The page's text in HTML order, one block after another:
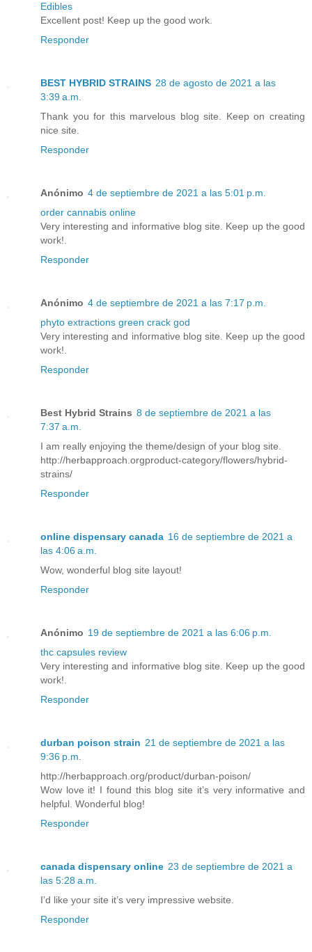
Edibles
Excellent post! Keep up the good work.
Responder
BEST HYBRID STRAINS 28 de agosto de 2021 a las
3:39 a.m.
Thank you for this marvelous blog site. Keep on creating
nice site.
Responder
Anónimo 4 de septiembre de 2021 a las 5:01 p.m.
order cannabis online
Very interesting and informative blog site. Keep up the good
work!.
Responder
Anónimo 4 de septiembre de 2021 a las 7:17 p.m.
phyto extractions green crack god
Very interesting and informative blog site. Keep up the good
work!.
Responder
Best Hybrid Strains 8 de septiembre de 2021 a las
7:37 a.m.
I am really enjoying the theme/design of your blog site.
http://herbapproach.orgproduct-category/flowers/hybrid-
strains/
Responder
online dispensary canada 16 de septiembre de 2021 a
las 4:06 a.m.
Wow, wonderful blog site layout!
Responder
Anónimo 19 de septiembre de 2021 a las 6:06 p.m.
thc capsules review
Very interesting and informative blog site. Keep up the good
work!.
Responder
durban poison strain 21 de septiembre de 2021 a las
9:36 p.m.
http://herbapproach.org/product/durban-poison/
Wow love it! I found this blog site it’s very informative and
helpful. Wonderful blog!
Responder
canada dispensary online 23 de septiembre de 2021 a
las 5:28 a.m.
I’d like your site it’s very impressive website.
Responder